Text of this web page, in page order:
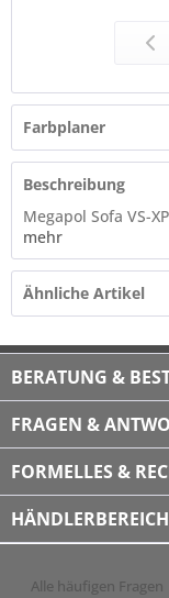
Farbplaner
Beschreibung
Megapol Sofa VS-
mehr
Ähnliche Artikel
BERATUNG &
FRAGEN &
FORMELLES &
HÄNDLERBEREICH
Alle häufigen Fragen